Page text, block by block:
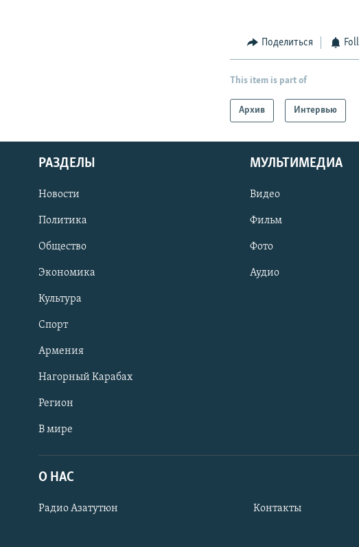
Поделиться
This item is part of
Архив Интервью
РАЗДЕЛЫ
Новости
Политика
Общество
Экономика
Культура
Спорт
Армения
Нагорный Карабах
Регион
В мире
МУЛЬТИМЕДИА
Видео
Фильм
Фото
Аудио
О НАС
Радио Азатутюн Контакты